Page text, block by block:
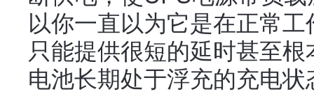
以你一直以为它是在正常
只能提供很短的延时甚至
电池长期处于浮充的充电状